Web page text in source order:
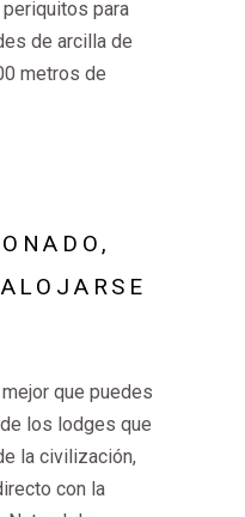
para
de arcilla de
metros de
que puedes
los lodges que
la civilización,
con la